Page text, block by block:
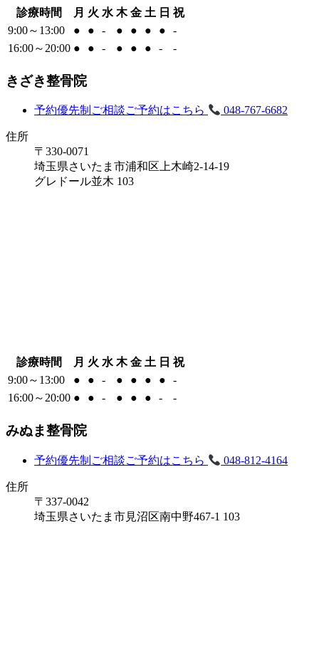
診療時間 月 火 水 木 金 土 日 祝
9:00～13:00
● ● - ● ● ● ●
-
16:00～20:00 ● ● - ● ● ● - -
きざき整骨院
予約優先制 ご相談ご予約はこちら 048-767-6682
住所
〒330-0071
埼玉県さいたま市浦和区上木崎2-14-19
グレドール並木 103
診療時間 月 火 水 木 金 土 日 祝
9:00～13:00
● ● - ● ● ● ●
-
16:00～20:00 ● ● - ● ● ● - -
みぬま整骨院
予約優先制 ご相談ご予約はこちら 048-812-4164
住所
〒337-0042
埼玉県さいたま市見沼区南中野467-1 103